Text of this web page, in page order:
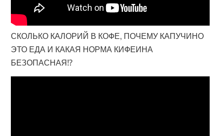
СКОЛЬКО КАЛОРИЙ В КОФЕ, ПОЧЕМУ КАПУЧИНО
ЭТО ЕДА И КАКАЯ НОРМА КИФЕИНА
БЕЗОПАСНАЯ⁉️